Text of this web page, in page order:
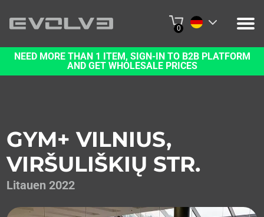
0
PRODUKTE
PROJEKTE
ONLINE KAUFEN
NEED MORE THAN 1 ITEM, SIGN-IN TO B2B PLATFORM
AND GET WHOLESALE PRICES
GYM+ VILNIUS,
VIRŠULIŠKIŲ STR.
Litauen 2022